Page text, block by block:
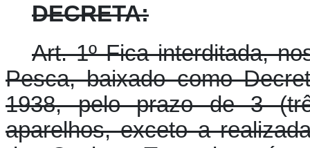
DECRETA:
Art. 1º Fica interditada,
Pesca, baixado como
1938, pelo prazo de 3
aparelhos, exceto a